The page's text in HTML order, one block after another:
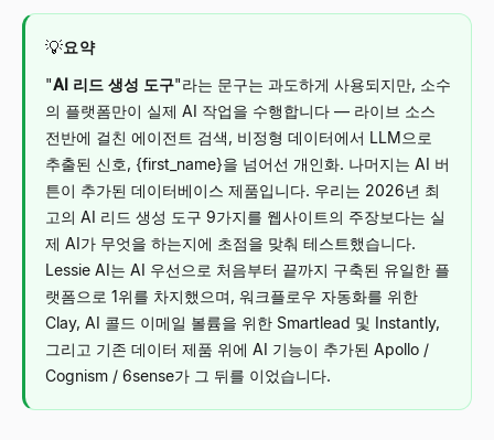
💡요약
"AI 리드 생성 도구"라는 문구는 과도하게 사용되지만, 소수
의 플랫폼만이 실제 AI 작업을 수행합니다 — 라이브 소스
전반에 걸친 에이전트 검색, 비정형 데이터에서 LLM으로
추출된 신호, {first_name}을 넘어선 개인화. 나머지는 AI 버
튼이 추가된 데이터베이스 제품입니다. 우리는 2026년 최
고의 AI 리드 생성 도구 9가지를 웹사이트의 주장보다는 실
제 AI가 무엇을 하는지에 초점을 맞춰 테스트했습니다.
Lessie AI는 AI 우선으로 처음부터 끝까지 구축된 유일한 플
랫폼으로 1위를 차지했으며, 워크플로우 자동화를 위한
Clay, AI 콜드 이메일 볼륨을 위한 Smartlead 및 Instantly,
그리고 기존 데이터 제품 위에 AI 기능이 추가된 Apollo /
Cognism / 6sense가 그 뒤를 이었습니다.